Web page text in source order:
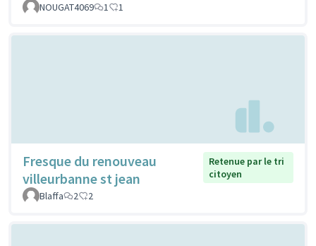
NOUGAT4069 1 1
Fresque du renouveau
villeurbanne st jean
Retenue par le tri
citoyen
Blaffa
2 2